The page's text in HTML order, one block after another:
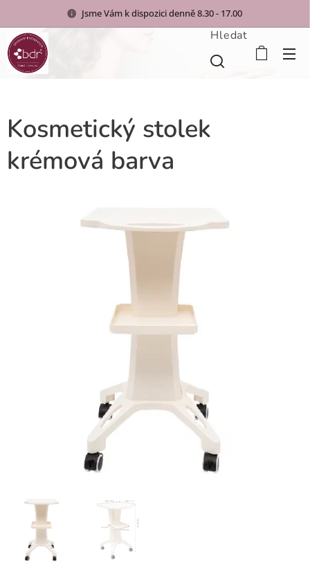
Jsme Vám k dispozici denně 8.30 - 17.00
Hledat
Kosmetický stolek
krémová barva